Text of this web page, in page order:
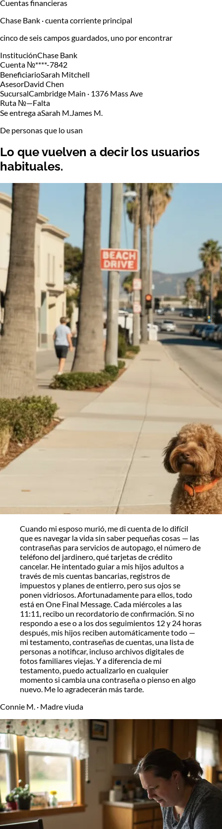
Cuentas financieras
Chase Bank · cuenta corriente principal
cinco de seis campos guardados, uno por encontrar
InstituciónChase Bank
Cuenta №****-7842
BeneficiarioSarah Mitchell
AsesorDavid Chen
SucursalCambridge Main · 1376 Mass Ave
Ruta №—Falta
Se entrega aSarah M. James M.
De personas que lo usan
Lo que vuelven a decir los usuarios
habituales.
Cuando mi esposo murió, me di cuenta de lo difícil
que es navegar la vida sin saber pequeñas cosas — las
contraseñas para servicios de autopago, el número de
teléfono del jardinero, qué tarjetas de crédito
cancelar. He intentado guiar a mis hijos adultos a
través de mis cuentas bancarias, registros de
impuestos y planes de entierro, pero sus ojos se
ponen vidriosos. Afortunadamente para ellos, todo
está en One Final Message. Cada miércoles a las
11:11, recibo un recordatorio de confirmación. Si no
respondo a ese o a los dos seguimientos 12 y 24 horas
después, mis hijos reciben automáticamente todo —
mi testamento, contraseñas de cuentas, una lista de
personas a notificar, incluso archivos digitales de
fotos familiares viejas. Y a diferencia de mi
testamento, puedo actualizarlo en cualquier
momento si cambia una contraseña o pienso en algo
nuevo. Me lo agradecerán más tarde.
Connie M. · Madre viuda